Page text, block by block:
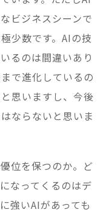
ビジネスシーンで
少数です。AIの技
るのは間違いあり
で進化しているの
思いますし、今後
ならないと思いま
位を保つのか。ど
なってくるのはデ
強いAIがあっても